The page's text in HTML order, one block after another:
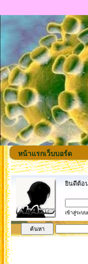
หน้าแรกเว็บบอร์ด
ยินดีต้อ
เข้าสู่ระบ